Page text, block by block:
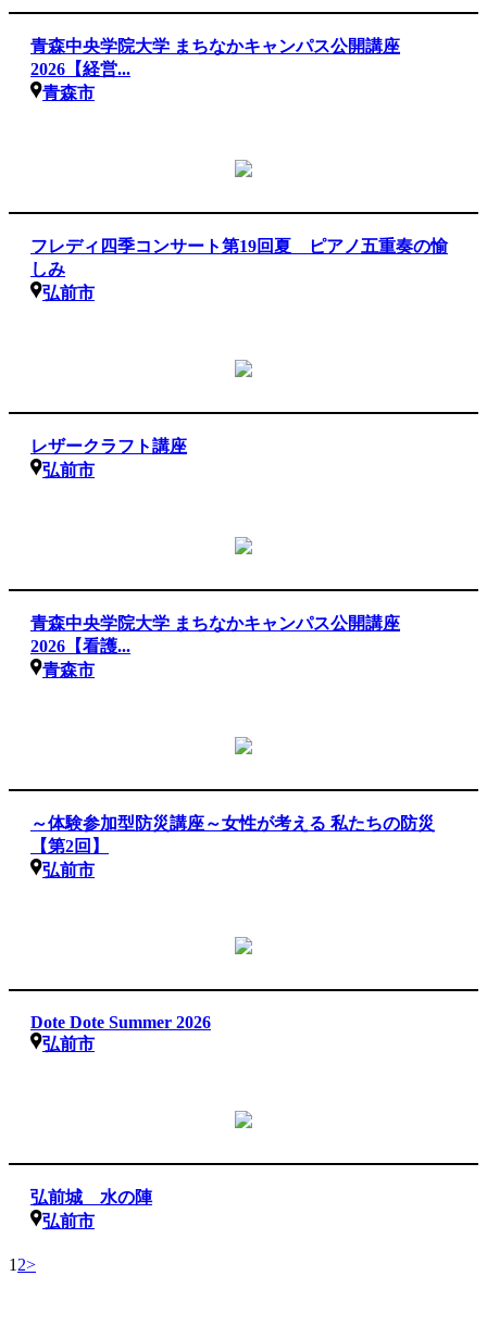
青森中央学院大学 まちなかキャンパス公開講座
2026【経営...
青森市
フレディ四季コンサート第19回夏 ピアノ五重奏の愉
しみ
弘前市
レザークラフト講座
弘前市
青森中央学院大学 まちなかキャンパス公開講座
2026【看護...
青森市
～体験参加型防災講座～女性が考える 私たちの防災
【第2回】
弘前市
Dote Dote Summer 2026
弘前市
弘前城 水の陣
弘前市
1 2>